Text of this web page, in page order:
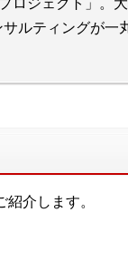
ロジェクト」。
ルティングが一
介します。